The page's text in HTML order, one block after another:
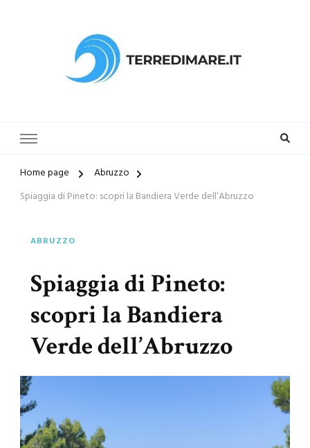
Home page
Abruzzo
Spiaggia di Pineto: scopri la Bandiera Verde dell’Abruzzo
ABRUZZO
Spiaggia di Pineto:
scopri la Bandiera
Verde dell’Abruzzo